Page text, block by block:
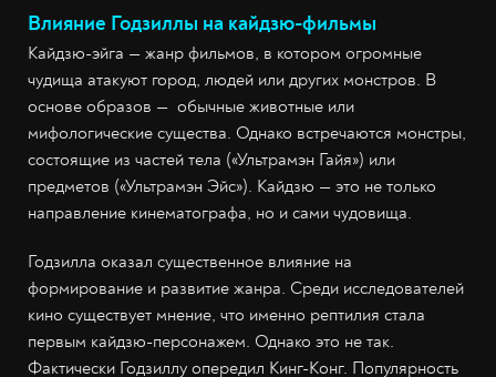
Влияние Годзиллы на кайдзю-фильмы
Кайдзю-эйга — жанр фильмов, в котором огромные
чудища атакуют город, людей или других монстров. В
основе образов — обычные животные или
мифологические существа. Однако встречаются монстры,
состоящие из частей тела («Ультрамэн Гайя») или
предметов («Ультрамэн Эйс»). Кайдзю — это не только
направление кинематографа, но и сами чудовища.
Годзилла оказал существенное влияние на
формирование и развитие жанра. Среди исследователей
кино существует мнение, что именно рептилия стала
первым кайдзю-персонажем. Однако это не так.
Фактически Годзиллу опередил Кинг-Конг. Популярность